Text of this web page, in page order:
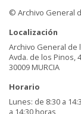
© Archivo General
Localización
Archivo General de
Avda. de los Pinos, 4
30009 MURCIA
Horario
Lunes: de 8:30 a
a 14:30 horas